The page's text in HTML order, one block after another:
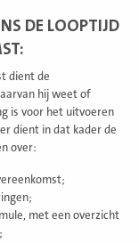
DE LOOPTIJD
dient de
hij weet of
is voor het uitvoeren
dient in dat kader de
over:
met een overzicht